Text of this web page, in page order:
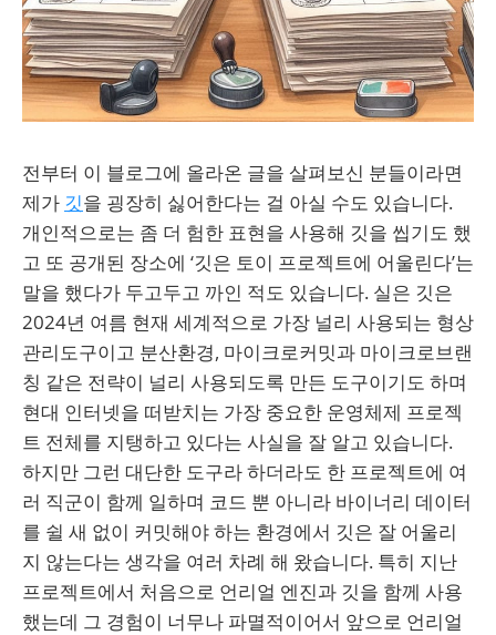
전부터 이 블로그에 올라온 글을 살펴보신 분들이라면
제가 깃을 굉장히 싫어한다는 걸 아실 수도 있습니다.
개인적으로는 좀 더 험한 표현을 사용해 깃을 씹기도 했
고 또 공개된 장소에 ‘깃은 토이 프로젝트에 어울린다’는
말을 했다가 두고두고 까인 적도 있습니다. 실은 깃은
2024년 여름 현재 세계적으로 가장 널리 사용되는 형상
관리도구이고 분산환경, 마이크로커밋과 마이크로브랜
칭 같은 전략이 널리 사용되도록 만든 도구이기도 하며
현대 인터넷을 떠받치는 가장 중요한 운영체제 프로젝
트 전체를 지탱하고 있다는 사실을 잘 알고 있습니다.
하지만 그런 대단한 도구라 하더라도 한 프로젝트에 여
러 직군이 함께 일하며 코드 뿐 아니라 바이너리 데이터
를 쉴 새 없이 커밋해야 하는 환경에서 깃은 잘 어울리
지 않는다는 생각을 여러 차례 해 왔습니다. 특히 지난
프로젝트에서 처음으로 언리얼 엔진과 깃을 함께 사용
했는데 그 경험이 너무나 파멸적이어서 앞으로 언리얼